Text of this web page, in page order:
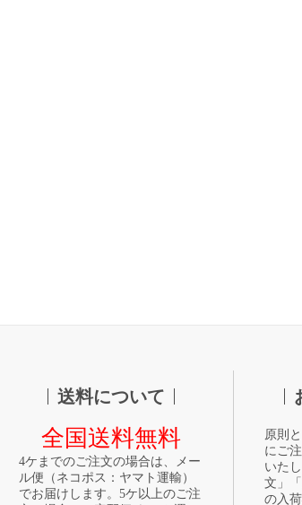
送料について
全国送料無料
4ケまでのご注文の場合は、メー
ル便（ネコポス：ヤマト運輸）
でお届けします。5ケ以上のご注
原則
にご
いた
文」
の入